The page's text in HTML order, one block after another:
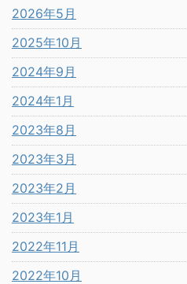
2026年5月
2025年10月
2024年9月
2024年1月
2023年8月
2023年3月
2023年2月
2023年1月
2022年11月
2022年10月